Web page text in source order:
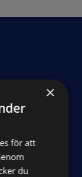
×
för att
du